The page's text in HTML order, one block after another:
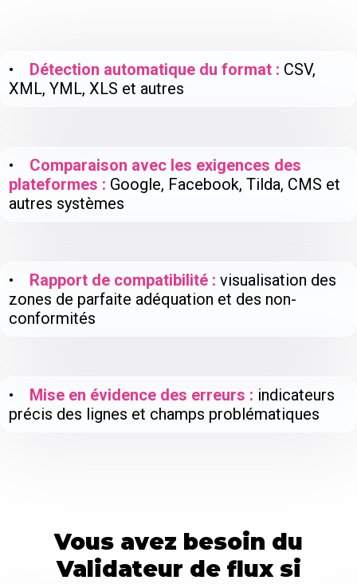
• Détection automatique du format : CSV,
XML, YML, XLS et autres
• Comparaison avec les exigences des
plateformes : Google, Facebook, Tilda, CMS et
autres systèmes
• Rapport de compatibilité : visualisation des
zones de parfaite adéquation et des non-
conformités
• Mise en évidence des erreurs : indicateurs
précis des lignes et champs problématiques
Vous avez besoin du
Validateur de flux si